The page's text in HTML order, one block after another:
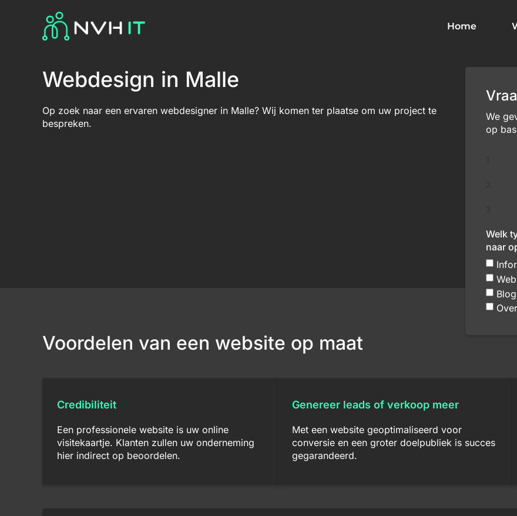
Home
Webdesign in Malle
Op zoek naar een ervaren webdesigner in Malle? Wij komen ter plaatse om uw project te
bespreken.
We
op
Welk
naar
Blog
Voordelen van een website op maat
Credibiliteit
Een professionele website is uw online
visitekaartje. Klanten zullen uw onderneming
hier indirect op beoordelen.
Genereer leads of verkoop meer
Met een website geoptimaliseerd voor
conversie en een groter doelpubliek is succes
gegarandeerd.